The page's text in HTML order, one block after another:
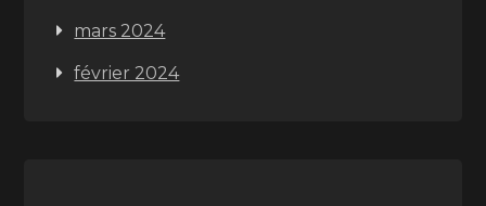
mars 2024
février 2024